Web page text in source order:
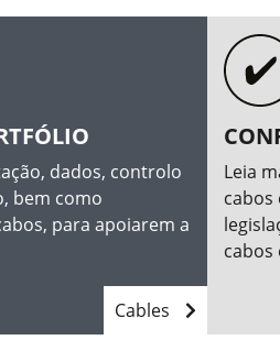
dados, controlo
bem como
para apoiarem a
Cables
Leia
cabos
cabos